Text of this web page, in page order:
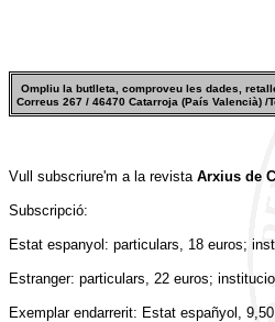
Ompliu la butlleta, comproveu les dades,
Correus 267 / 46470 Catarroja (País Valencià)
Vull subscriure'm a la revista Arxius de
Subscripció:
Estat espanyol: particulars, 18 euros;
Estranger: particulars, 22 euros;
Exemplar endarrerit: Estat españyol,